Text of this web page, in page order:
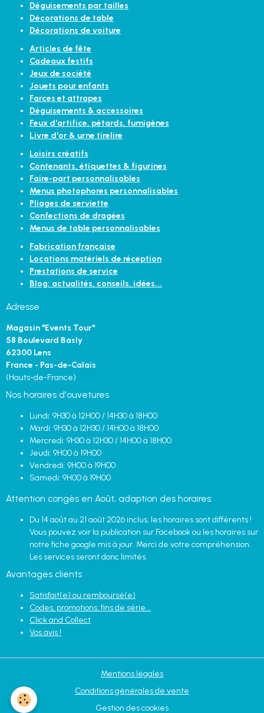
Déguisements par tailles
Décorations de table
Décorations de voiture
Articles de fête
Cadeaux festifs
Jeux de société
Jouets pour enfants
Farces et attrapes
Déguisements & accessoires
Feux d'artifice, pétards, fumigènes
Livre d'or & urne tirelire
Loisirs créatifs
Contenants, étiquettes & figurines
Faire-part personnalisables
Menus photophores personnalisables
Pliages de serviette
Confections de dragées
Menus de table personnalisables
Fabrication française
Locations matériels de réception
Prestations de service
Blog: actualités, conseils, idées...
Adresse
Magasin "Events Tour"
58 Boulevard Basly
62300 Lens
France - Pas-de-Calais
(Hauts-de-France)
Nos horaires d'ouvetures
Lundi: 9H30 à 12H00 / 14H30 à 18H00
Mardi: 9H30 à 12H30 / 14H00 à 18H00
Mercredi: 9H30 à 12H30 / 14H00 à 18H00
Jeudi: 9H00 à 19H00
Vendredi: 9H00 à 19H00
Samedi: 9H00 à 19H00
Attention congès en Août, adaption des horaires:
Du 14 août au 21 août 2026 inclus, les horaires sont différents !
Vous pouvez voir la publication sur Facebook ou les horaires sur
notre fiche google mis à jour. Merci de votre compréhension.
Les services seront donc limités.
Avantages clients
Satisfait(e) ou remboursé(e)
Codes, promotions, fins de série...
Click and Collect
Vos avis !
Mentions légales
Conditions générales de vente
Gestion des cookies